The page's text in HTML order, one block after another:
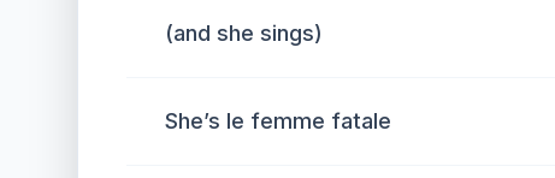
(and she sings)
She’s le femme fatale